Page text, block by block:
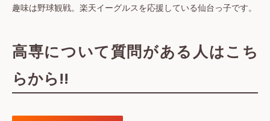
趣味は野球観戦。楽天イーグルスを応援している仙台っ子です。
高専について質問がある人はこち
らから!!